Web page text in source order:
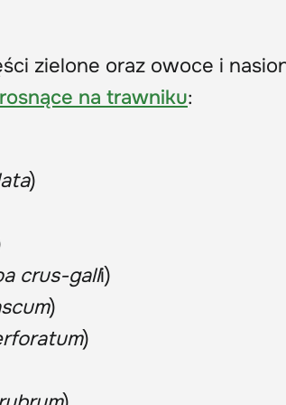
zielone oraz owoce i
na trawniku:
)
crus-galli)
)
)